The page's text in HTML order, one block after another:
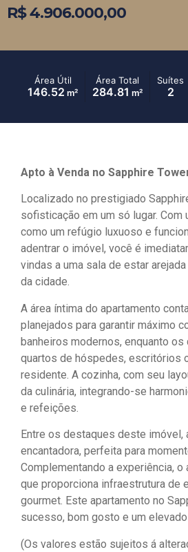
R$ 4.906.000,00
Área Útil
146.52 m²
Área Total
284.81 m²
Suítes
2
Apto à Venda no Sapphire
Localizado no prestigiado
sofisticação em um só lugar. Com
como um refúgio luxuoso e
adentrar o imóvel, você é
vindas a uma sala de estar
da cidade.
A área íntima do apartamento
planejados para garantir máximo
banheiros modernos, enquanto
quartos de hóspedes, escritórios
residente. A cozinha, com seu
da culinária, integrando-se
e refeições.
Entre os destaques deste imóvel,
encantadora, perfeita para
Complementando a experiência,
que proporciona infraestrutura de
gourmet. Este apartamento no
sucesso, bom gosto e um
(Os valores estão sujeitos á